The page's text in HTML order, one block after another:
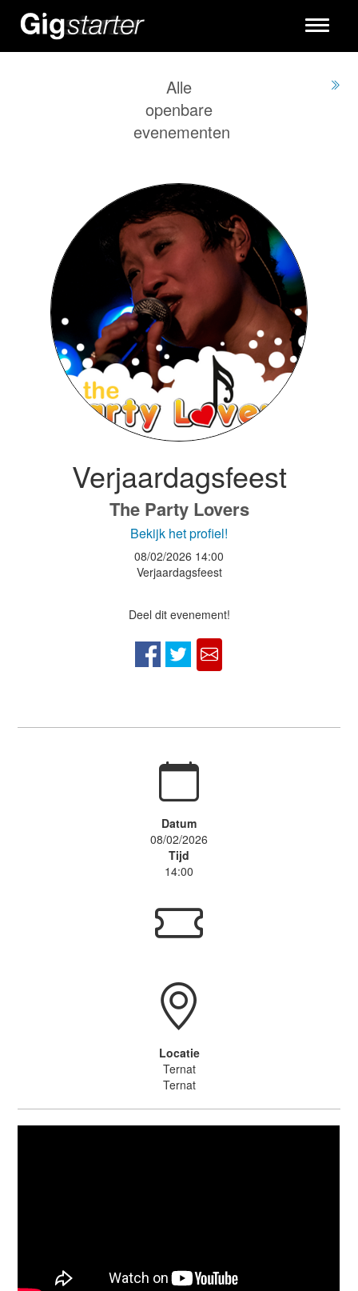
Toggle
Alle
openbare
evenementen
Verjaardagsfeest
The Party Lovers
Bekijk het profiel!
08/02/2026 14:00
Verjaardagsfeest
Deel dit evenement!
Datum
08/02/2026
Tijd
14:00
Locatie
Ternat
Ternat